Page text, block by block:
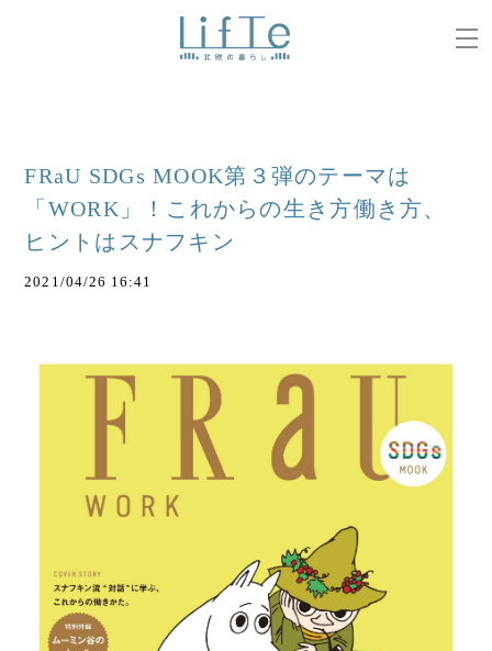
FRaU SDGs MOOK第３弾のテーマは
「WORK」！これからの生き方働き方、
ヒントはスナフキン
2021/04/26 16:41